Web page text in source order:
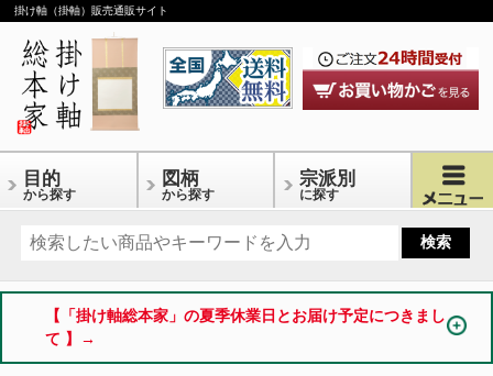
掛け軸（掛軸）販売通販サイト
目的
から探す
図柄
から探す
宗派別
に探す
【「掛け軸総本家」の夏季休業日とお届け予定につきまし
て 】→